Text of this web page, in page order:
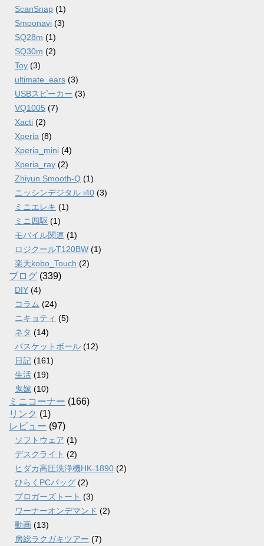
ScanSnap (1)
Smoonavi (3)
SQ28m (1)
SQ30m (2)
Toy (3)
ultimate_ears (3)
USBスピーカー (3)
VQ1005 (7)
Xacti (2)
Xperia (8)
Xperia_mini (4)
Xperia_ray (2)
Zhiyun Smooth-Q (1)
ニッシンデジタル i40 (3)
ミニエレキ (1)
ミニ四駆 (1)
モバイル関連 (1)
ロジクールT120BW (1)
楽天kobo_Touch (2)
ブログ (339)
DIY (4)
コラム (24)
ニキョティ (5)
ネタ (14)
バスケットボール (12)
日記 (161)
生活 (19)
鬼嫁 (10)
ミニコーナー (166)
リンク (1)
レビュー (97)
ソフトウェア (1)
デスクライト (2)
ヒダカ高圧洗浄機HK-1890 (2)
ひらくPCバッグ (2)
ブロガーズトート (3)
ワーナーオンデマンド (2)
動画 (13)
房総ラクガキツアー (7)